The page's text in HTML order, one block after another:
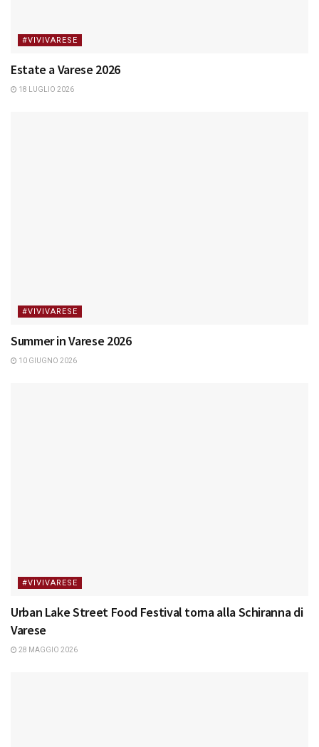
#VIVIVARESE
Estate a Varese 2026
18 LUGLIO 2026
#VIVIVARESE
Summer in Varese 2026
10 GIUGNO 2026
#VIVIVARESE
Urban Lake Street Food Festival torna alla Schiranna di
Varese
28 MAGGIO 2026